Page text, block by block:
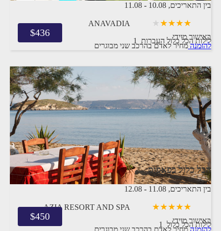
בין התאריכים, -
11.08
ANAVADIA
1 לילותהכל כלול העברות באישור מיידי $436
להזמנהמחיר לאדם בהרכב שני מבוגרים
הכל כלול בפאפוס
בין התאריכים, -
12.08
AZIA RESORT AND SPA
1 לילותהכל כלול
באישור מיידי $450
להזמנהמחיר לאדם בהרכב שני מבוגרים